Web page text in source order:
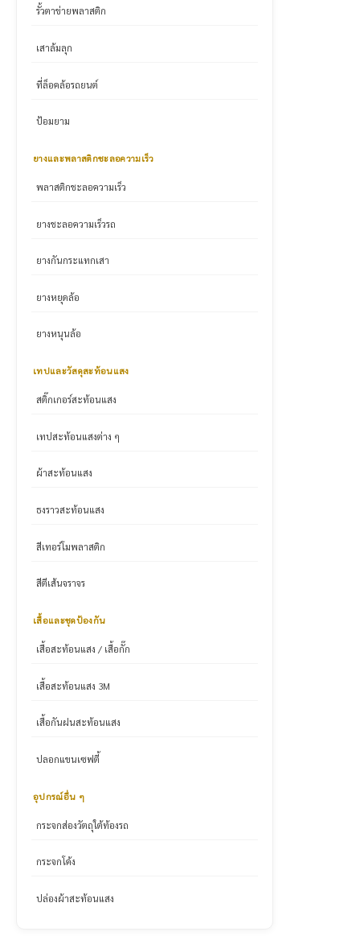
รั้วตาข่ายพลาสติก
เสาล้มลุก
ที่ล็อคล้อรถยนต์
ป้อมยาม
ยางและพลาสติกชะลอความเร็ว
พลาสติกชะลอความเร็ว
ยางชะลอความเร็วรถ
ยางกันกระแทกเสา
ยางหยุดล้อ
ยางหนุนล้อ
เทปและวัสดุสะท้อนแสง
สติ๊กเกอร์สะท้อนแสง
เทปสะท้อนแสงต่าง ๆ
ผ้าสะท้อนแสง
ธงราวสะท้อนแสง
สีเทอร์โมพลาสติก
สีตีเส้นจราจร
เสื้อและชุดป้องกัน
เสื้อสะท้อนแสง / เสื้อกั๊ก
เสื้อสะท้อนแสง 3M
เสื้อกันฝนสะท้อนแสง
ปลอกแขนเซฟตี้
อุปกรณ์อื่น ๆ
กระจกส่องวัตถุใต้ท้องรถ
กระจกโค้ง
ปล่องผ้าสะท้อนแสง